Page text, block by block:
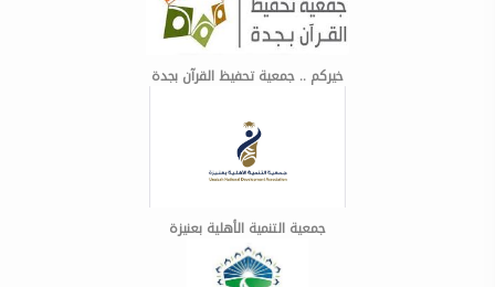
خيركم .. جمعية تحفيظ القرآن بجدة
جمعية التنمية الأهلية بعنيزة